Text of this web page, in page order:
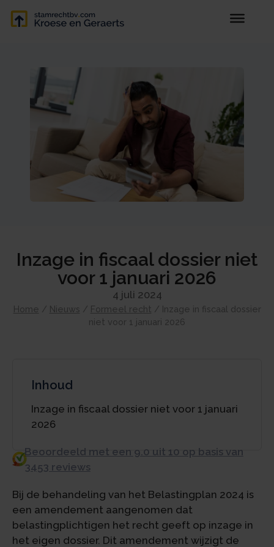
Inzage in fiscaal dossier niet
voor 1 januari 2026
4 juli 2024
Home / Nieuws / Formeel recht / Inzage in fiscaal dossier
niet voor 1 januari 2026
Inhoud
Inzage in fiscaal dossier niet voor 1 januari
2026
Beoordeeld met een 9.0 uit 10 op basis van
3453 reviews
Bij de behandeling van het Belastingplan 2024 is
een amendement aangenomen dat
belastingplichtigen het recht geeft op inzage in
het eigen dossier. Dit amendement wijzigt de